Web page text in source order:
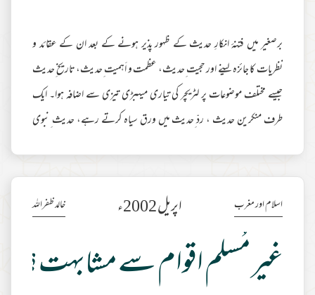
برصغیر میں فتنۂ انکارِ حدیث کے ظہور پذیر ہونے کے بعد ان کے عقائد و
نظریات کا جائزہ لینے اور حجیت ِحدیث، عظمت و اَہمیت ِحدیث، تاریخ ِحدیث
جیسے مختلف موضوعات پر لٹریچر کی تیاری میںبڑی تیزی سے اضافہ ہوا۔ ایک
طرف منکرین حدیث ، ردّ ِحدیث میں ورق سیاہ کرتے رہے، حدیث ِنبوی
رسائل و جرائد میں مضامین اور کتابیں پھیلائی گئیں۔ اس کے بالمقابل حدیث
ِرسول کی حجیت کے قائل اہل علم حضرات نے اس کی تردید میں خوب لکھا۔
رسائل وجرائد میں مضامین کے علاوہ اعلیٰ تحق
اسلام اور مغرب اپریل 2002ء خالد ظفراللہ
غیر مُسلم اقوام سے مشابہت؟